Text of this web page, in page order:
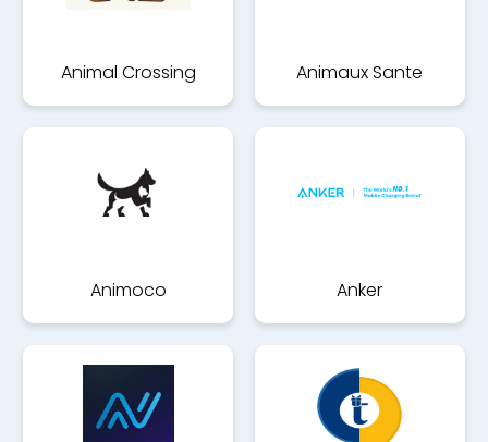
Animal Crossing Animaux Sante
Animoco Anker